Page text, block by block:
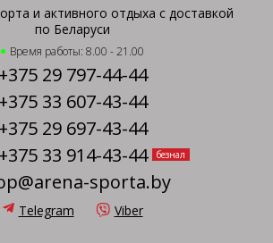
и активного отдыха с доставкой
по Беларуси
Время работы: 8.00 - 21.00
+375 29 797-44-44
+375 33 607-43-44
+375 29 697-43-44
+375 33 914-43-44
безнал
sporta.by
Telegram Viber